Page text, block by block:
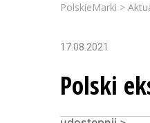
PolskieMarki >
17.08.2021
Polski